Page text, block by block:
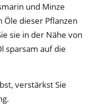
und Minze
dieser Pflanzen
sie in der Nähe von
sparsam auf die
verstärkst Sie